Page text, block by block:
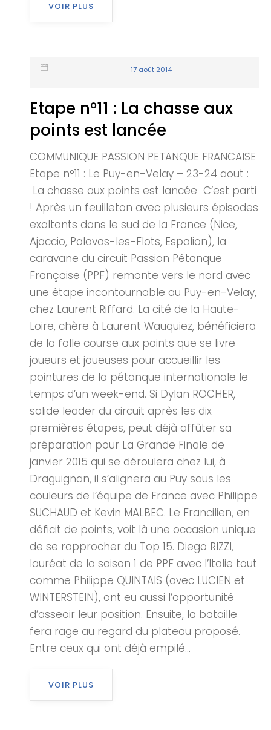
VOIR PLUS
17 août 2014
Etape n°11 : La chasse aux
points est lancée
COMMUNIQUE PASSION PETANQUE FRANCAISE
Etape n°11 : Le Puy-en-Velay – 23-24 aout :
La chasse aux points est lancée C’est parti
! Après un feuilleton avec plusieurs épisodes
exaltants dans le sud de la France (Nice,
Ajaccio, Palavas-les-Flots, Espalion), la
caravane du circuit Passion Pétanque
Française (PPF) remonte vers le nord avec
une étape incontournable au Puy-en-Velay,
chez Laurent Riffard. La cité de la Haute-
Loire, chère à Laurent Wauquiez, bénéficiera
de la folle course aux points que se livre
joueurs et joueuses pour accueillir les
pointures de la pétanque internationale le
temps d’un week-end. Si Dylan ROCHER,
solide leader du circuit après les dix
premières étapes, peut déjà affûter sa
préparation pour La Grande Finale de
janvier 2015 qui se déroulera chez lui, à
Draguignan, il s’alignera au Puy sous les
couleurs de l’équipe de France avec Philippe
SUCHAUD et Kevin MALBEC. Le Francilien, en
déficit de points, voit là une occasion unique
de se rapprocher du Top 15. Diego RIZZI,
lauréat de la saison 1 de PPF avec l’Italie tout
comme Philippe QUINTAIS (avec LUCIEN et
WINTERSTEIN), ont eu aussi l’opportunité
d’asseoir leur position. Ensuite, la bataille
fera rage au regard du plateau proposé.
Entre ceux qui ont déjà empilé...
VOIR PLUS